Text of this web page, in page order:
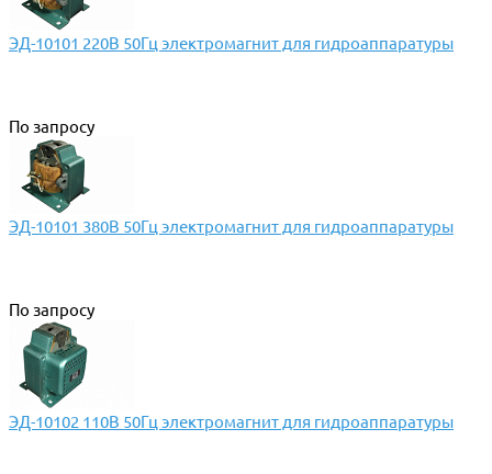
ЭД-10101 220В 50Гц электромагнит для гидроаппаратуры
По запросу
ЭД-10101 380В 50Гц электромагнит для гидроаппаратуры
По запросу
ЭД-10102 110В 50Гц электромагнит для гидроаппаратуры